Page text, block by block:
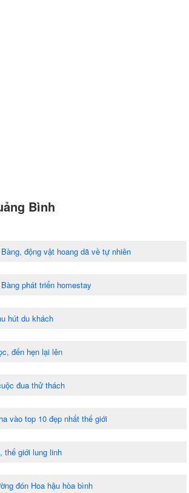
Bình
động vật hoang dã về tự nhiên
phát triển homestay
hút du khách
đến hẹn lại lên
đua thử thách
vào top 10 đẹp nhất thế giới
thế giới lung linh
đón Hoa hậu hòa bình